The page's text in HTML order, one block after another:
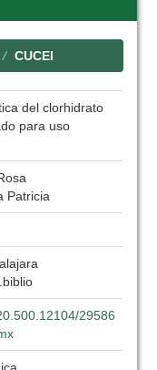
CUCEI
del clorhidrato
para uso
Patricia
29586